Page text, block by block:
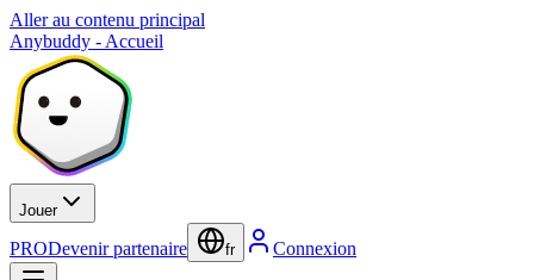
Aller au contenu principal
Anybuddy - Accueil
Jouer
PRODevenir partenaire fr Connexion